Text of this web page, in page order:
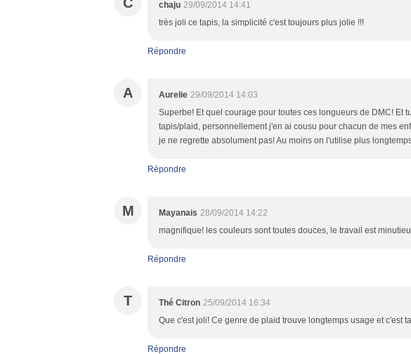
chaju 29/09/2014 14:41
très joli ce tapis, la simplicité c'est toujours plus jolie !!!
Répondre
A Aurelie 29/09/2014 14:03
Superbe! Et quel courage pour toutes ces longueurs de DMC! Et
tapis/plaid, personnellement j'en ai cousu pour chacun de mes
je ne regrette absolument pas! Au moins on l'utilise plus
Répondre
M Mayanais 28/09/2014 14:22
magnifique! les couleurs sont toutes douces, le travail est
Répondre
T Thé Citron 25/09/2014 16:34
Que c'est joli! Ce genre de plaid trouve longtemps usage et c'est
Répondre